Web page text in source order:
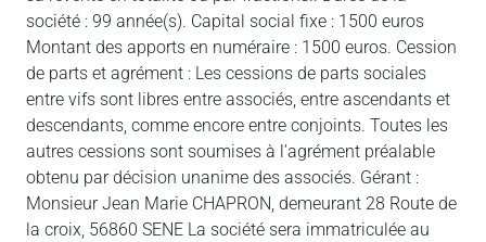
société : 99 année(s). Capital social fixe : 1500 euros
Montant des apports en numéraire : 1500 euros. Cession
de parts et agrément : Les cessions de parts sociales
entre vifs sont libres entre associés, entre ascendants et
descendants, comme encore entre conjoints. Toutes les
autres cessions sont soumises à l’agrément préalable
obtenu par décision unanime des associés. Gérant :
Monsieur Jean Marie CHAPRON, demeurant 28 Route de
la croix, 56860 SENE La société sera immatriculée au